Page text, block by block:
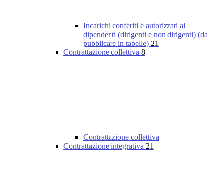
Incarichi conferiti e autorizzati ai
dipendenti (dirigenti e non dirigenti) (da
pubblicare in tabelle) 21
Contrattazione collettiva 8
Contrattazione collettiva
Contrattazione integrativa 21